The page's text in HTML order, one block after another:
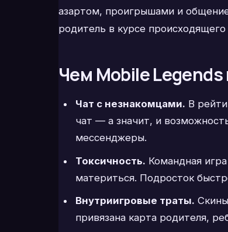
азартом, проигрышами и
родитель в курсе
Чем Mobile
Чат с незнакомцами. В
чат — а значит, и
мессенджеры.
Токсичность. Командная
материться. Подросток
Внутриигровые траты.
привязана карта родителя,